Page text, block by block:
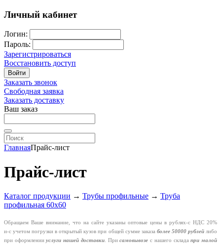
Личный кабинет
Логин:
Пароль:
Зарегистрироваться
Восстановить доступ
Войти
Заказать звонок
Свободная заявка
Заказать доставку
Ваш заказ
ГлавнаяПрайс-лист
Прайс-лист
Каталог продукции → Трубы профильные → Труба
профильная 60х60
Обращаем Ваше внимание, что на сайте указаны оптовые цены в рублях-с НДС 20%
и-с учетом погрузки в открытый кузов при общей сумме заказа более 50000 рублейлибо
при оформленииуслуги нашей доставки. Присамовывозе с нашего складапри малой